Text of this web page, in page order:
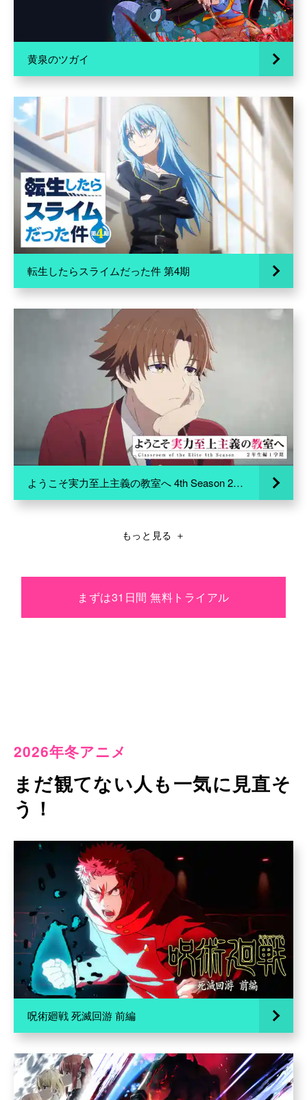
黄泉のツガイ
転生したらスライムだった件 第4期
ようこそ実力至上主義の教室へ 4th Season 2年生編1学期
もっと見る ＋
まずは31日間 無料トライアル
2026年冬アニメ
まだ観てない人も一気に見直そ
う！
呪術廻戦 死滅回游 前編